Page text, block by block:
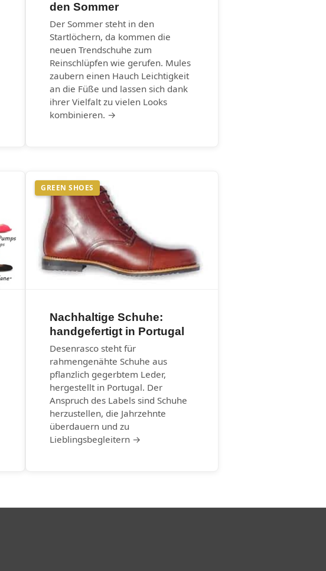
den Sommer
Der Sommer steht in den
Startlöchern, da kommen die
neuen Trendschuhe zum
Reinschlüpfen wie gerufen. Mules
zaubern einen Hauch Leichtigkeit
an die Füße und lassen sich dank
ihrer Vielfalt zu vielen Looks
kombinieren. →
GREEN SHOES
Nachhaltige Schuhe:
handgefertigt in Portugal
Desenrasco steht für
rahmengenähte Schuhe aus
pflanzlich gegerbtem Leder,
hergestellt in Portugal. Der
Anspruch des Labels sind Schuhe
herzustellen, die Jahrzehnte
überdauern und zu
Lieblingsbegleitern →